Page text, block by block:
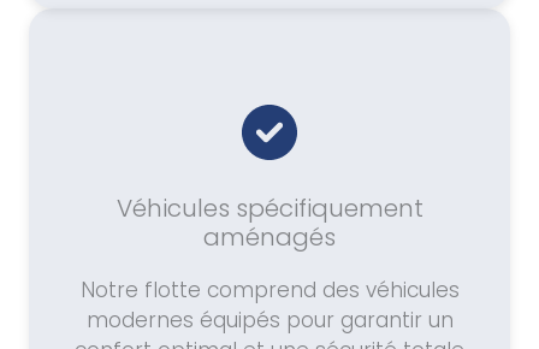
Véhicules spécifiquement
aménagés
Notre flotte comprend des véhicules
modernes équipés pour garantir un